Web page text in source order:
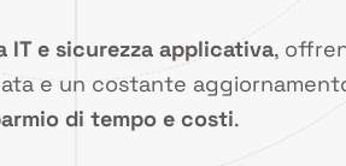
e sicurezza applicativa,
e un costante
di tempo e costi.